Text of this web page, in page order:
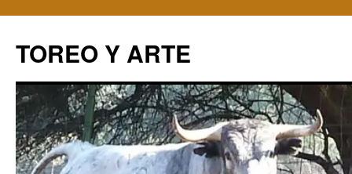
TOREO Y ARTE